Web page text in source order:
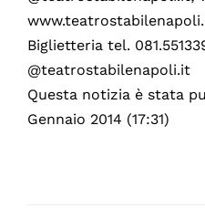
Biglietteria tel.
@teatrostabilenapoli.it
Questa notizia è stata
Gennaio 2014 (17:31)